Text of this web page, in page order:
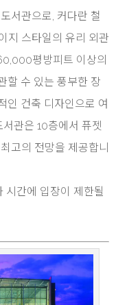
서관으로, 커다란 철
지 스타일의 유리 외관
평방피트 이상의
할 수 있는 풍부한 장
인 건축 디자인으로 여
관은 10층에서 퓨젯
고의 전망을 제공합니
시간에 입장이 제한될